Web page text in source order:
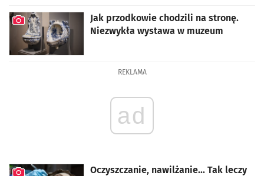
Jak przodkowie chodzili na stronę.
Niezwykła wystawa w muzeum
REKLAMA
ad
Oczyszczanie, nawilżanie... Tak leczy